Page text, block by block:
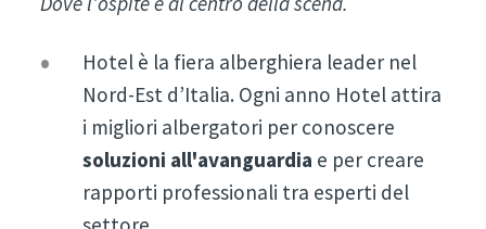
Hotel è la fiera alberghiera leader nel
Nord-Est d’Italia. Ogni anno Hotel attira
i migliori albergatori per conoscere
soluzioni all'avanguardia e per creare
rapporti professionali tra esperti del